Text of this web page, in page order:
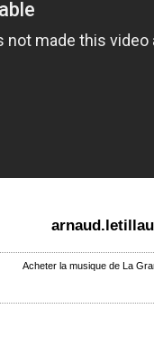
Acheter la musique de La